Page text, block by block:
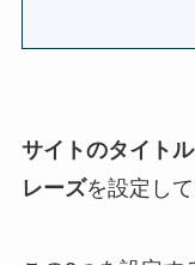
サイトのタイトル
レーズを設定して